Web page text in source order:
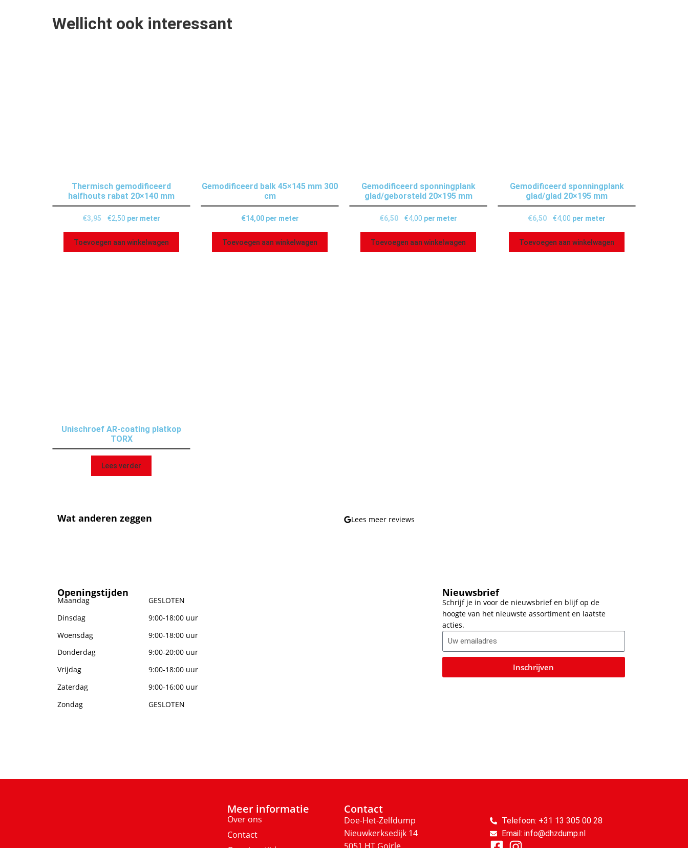
Wellicht ook interessant
Thermisch gemodificeerd
halfhouts rabat 20×140 mm
€3,95 €2,50 per meter
Toevoegen aan winkelwagen
Gemodificeerd balk 45×145 mm 300
cm
€14,00 per meter
Toevoegen aan winkelwagen
Gemodificeerd sponningplank
glad/geborsteld 20×195 mm
€6,50 €4,00 per meter
Toevoegen aan winkelwagen
Gemodificeerd sponningplank
glad/glad 20×195 mm
€6,50 €4,00 per meter
Toevoegen aan winkelwagen
Unischroef AR-coating platkop
TORX
Lees verder
Wat anderen zeggen Lees meer reviews
Openingstijden
Maandag
GESLOTEN
Dinsdag
9:00-18:00 uur
Woensdag
9:00-18:00 uur
Donderdag
9:00-20:00 uur
Vrijdag
9:00-18:00 uur
Zaterdag
9:00-16:00 uur
Zondag
GESLOTEN
Nieuwsbrief
Schrijf je in voor de nieuwsbrief en blijf op de
hoogte van het nieuwste assortiment en laatste
acties.
Inschrijven
Meer informatie
Over ons
Contact
Contact
Doe-Het-Zelfdump
Nieuwkerksedijk 14
Telefoon: +31 13 305 00 28
Email: info@dhzdump.nl